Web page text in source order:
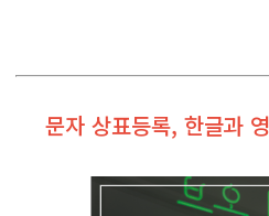
문자 상표등록, 한글과